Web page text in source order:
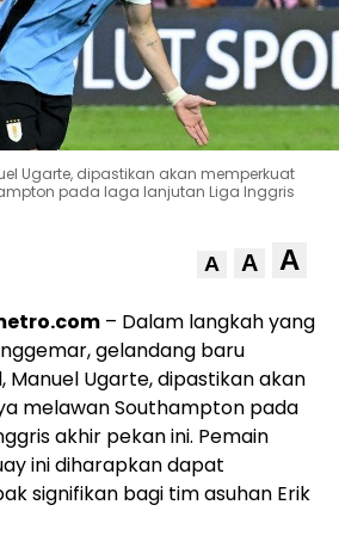
Ugarte, dipastikan akan memperkuat
pada laga lanjutan Liga Inggris
A A A
– Dalam langkah yang
gelandang baru
Manuel Ugarte, dipastikan akan
melawan Southampton pada
akhir pekan ini. Pemain
ini diharapkan dapat
signifikan bagi tim asuhan Erik